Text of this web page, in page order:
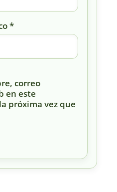
*
correo
en este
próxima vez que